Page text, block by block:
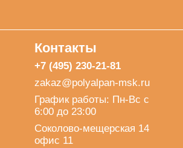
Контакты
+7 (495) 230-21-81
zakaz@polyalpan-msk.ru
График работы: Пн-Вс с
6:00 до 23:00
Соколово-мещерская 14
офис 11